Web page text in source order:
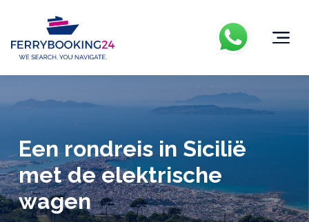
Een rondreis in Sicilië
met de elektrische
wagen